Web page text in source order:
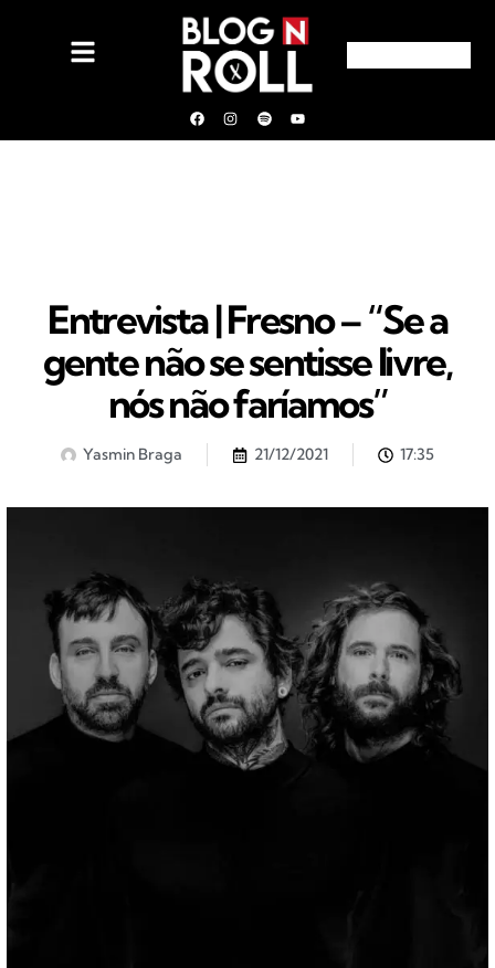
Entrevista | Fresno – “Se a
gente não se sentisse livre,
nós não faríamos”
Yasmin Braga 21/12/2021 17:35